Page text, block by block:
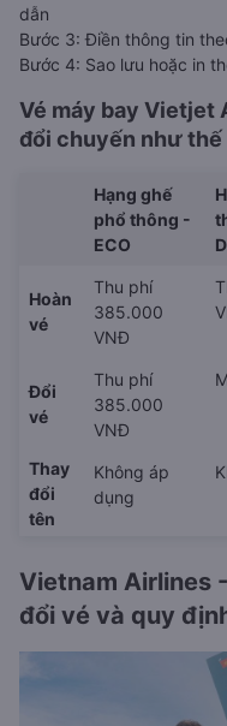
dẫn
Bước 3: Điền thông tin
Bước 4: Sao lưu hoặc in
Vé máy bay Vietjet
đổi chuyến như thế
Hạng ghế
phổ thông -
ECO
Hoàn
vé
Thu phí
385.000
VNĐ
Đổi
vé
Thu phí
385.000
VNĐ
Thay
đổi
tên
Không áp
dụng
Vietnam Airlines
đổi vé và quy